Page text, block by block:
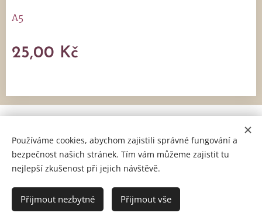
A5
25,00 Kč
DO KOŠÍKU
DIČ: CZ06052673
Obchodní podmínkyaReklamační řád Cookies
Používáme cookies, abychom zajistili správné fungování a
bezpečnost našich stránek. Tím vám můžeme zajistit tu
nejlepší zkušenost při jejich návštěvě.
Přijmout nezbytné Přijmout vše